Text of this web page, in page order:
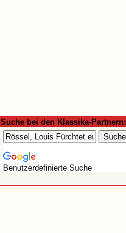
Suche bei den Klassika-Partnern:
Benutzerdefinierte Suche